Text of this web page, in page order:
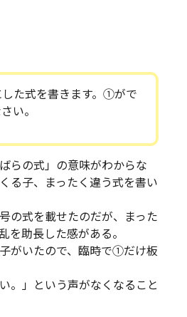
した式を書きます。①がで
い。
らの式」の意味がわからな
る子、まったく違う式を書い
の式を載せたのだが、まった
を助長した感がある。
がいたので、臨時で①だけ板
。」という声がなくなること